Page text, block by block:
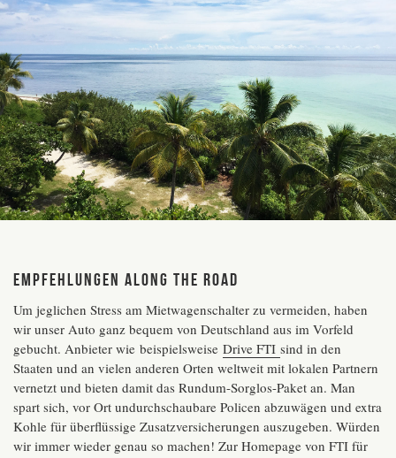
EMPFEHLUNGEN ALONG THE ROAD
Um jeglichen Stress am Mietwagenschalter zu vermeiden, haben
wir unser Auto ganz bequem von Deutschland aus im Vorfeld
gebucht. Anbieter wie beispielsweise Drive FTI sind in den
Staaten und an vielen anderen Orten weltweit mit lokalen Partnern
vernetzt und bieten damit das Rundum-Sorglos-Paket an. Man
spart sich, vor Ort undurchschaubare Policen abzuwägen und extra
Kohle für überflüssige Zusatzversicherungen auszugeben. Würden
wir immer wieder genau so machen! Zur Homepage von FTI für